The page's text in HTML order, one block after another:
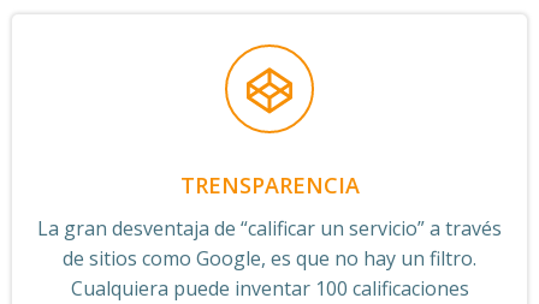
TRENSPARENCIA
La gran desventaja de “calificar un servicio” a través
de sitios como Google, es que no hay un filtro.
Cualquiera puede inventar 100 calificaciones